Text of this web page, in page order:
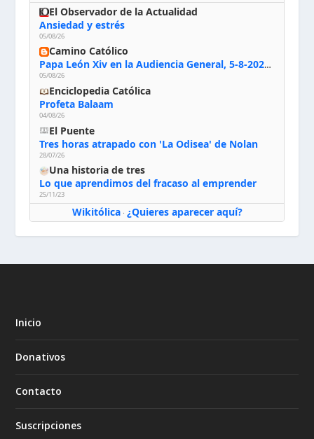
El Observador de la Actualidad
Ansiedad y estrés
05/08/26
Camino Católico
Papa León Xiv en la Audiencia General, 5-8-2026: «Dios en el primer puesto; la oración, nuestra primera obligación; la liturgia, la primera fuente de la vida divina que se nos comunica, la primera escuela de nuestra vida espiritual»
05/08/26
Enciclopedia Católica
Profeta Balaam
04/08/26
El Puente
Tres horas atrapado con 'La Odisea' de Nolan
28/07/26
Una historia de tres
Lo que aprendimos del fracaso al emprender
25/11/23
Wikitólica· ¿Quieres aparecer aquí?
Inicio
Donativos
Contacto
Suscripciones